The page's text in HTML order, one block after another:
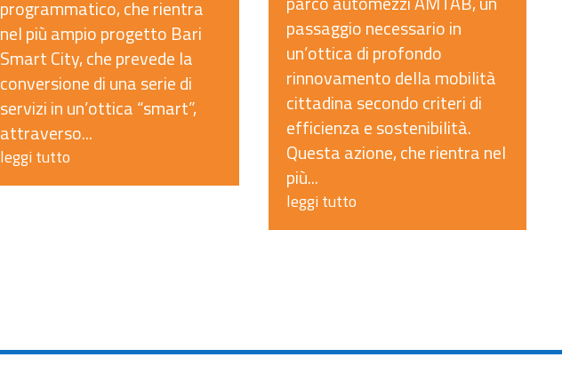
programmatico, che rientra
nel più ampio progetto Bari
Smart City, che prevede la
conversione di una serie di
servizi in un’ottica “smart”,
attraverso...
leggi tutto
passaggio necessario in
un’ottica di profondo
rinnovamento della mobilità
cittadina secondo criteri di
efficienza e sostenibilità.
Questa azione, che rientra nel
più...
leggi tutto